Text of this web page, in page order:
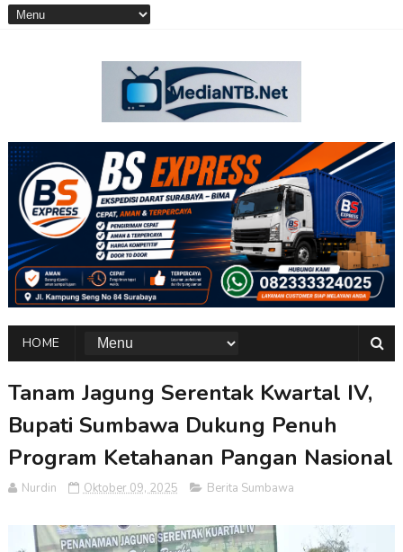
HOME
Tanam Jagung Serentak Kwartal IV,
Bupati Sumbawa Dukung Penuh
Program Ketahanan Pangan Nasional
Nurdin Oktober 09, 2025 Berita Sumbawa